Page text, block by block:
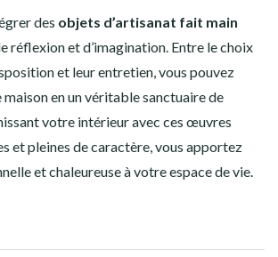
des objets d’artisanat fait main
réflexion et d’imagination. Entre le choix
et leur entretien, vous pouvez
en un véritable sanctuaire de
votre intérieur avec ces œuvres
et pleines de caractère, vous apportez
et chaleureuse à votre espace de vie.